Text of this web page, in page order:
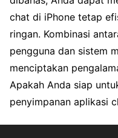
chat di iPhone tetap
ringan. Kombinasi
pengguna dan sistem
menciptakan
Apakah Anda siap
penyimpanan aplikasi